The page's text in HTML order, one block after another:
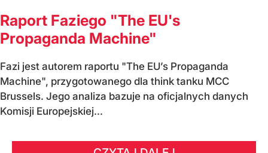
Raport Faziego "The EU's
Propaganda Machine"
Fazi jest autorem raportu "The EU’s Propaganda
Machine", przygotowanego dla think tanku MCC
Brussels. Jego analiza bazuje na oficjalnych danych
Komisji Europejskiej...